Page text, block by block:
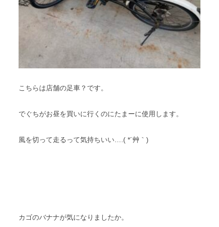
こちらは店舗の足車？です。
でぐちがお昼を買いに行くのにたまーに使用します。
風を切って走るって気持ちいい….( *´艸｀)
カゴのバナナが気になりましたか。